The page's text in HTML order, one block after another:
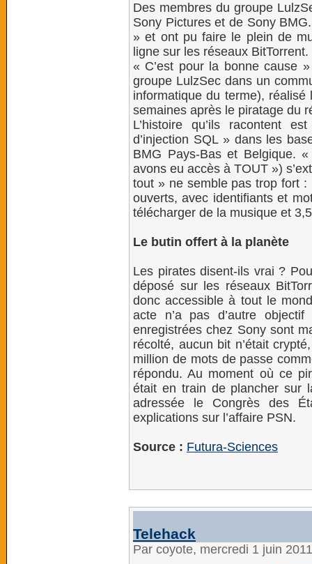
Des membres du groupe
Sony Pictures et de Sony
» et ont pu faire le plein de
ligne sur les réseaux BitTorrent.
« C’est pour la bonne cause
groupe LulzSec dans un
informatique du terme),
semaines après le piratage du
L’histoire qu’ils racontent
d’injection SQL » dans les
BMG Pays-Bas et Belgique.
avons eu accès à TOUT »)
tout » ne semble pas trop fort
ouverts, avec identifiants et
télécharger de la musique et
Le butin offert à la planète
Les pirates disent-ils vrai ?
déposé sur les réseaux
donc accessible à tout le
acte n’a pas d’autre
enregistrées chez Sony sont
récolté, aucun bit n’était
million de mots de passe
répondu. Au moment où ce
était en train de plancher sur
adressée le Congrès des
explications sur l’affaire PSN.
Source : Futura-Sciences
Telehack
Par coyote, mercredi 1 juin